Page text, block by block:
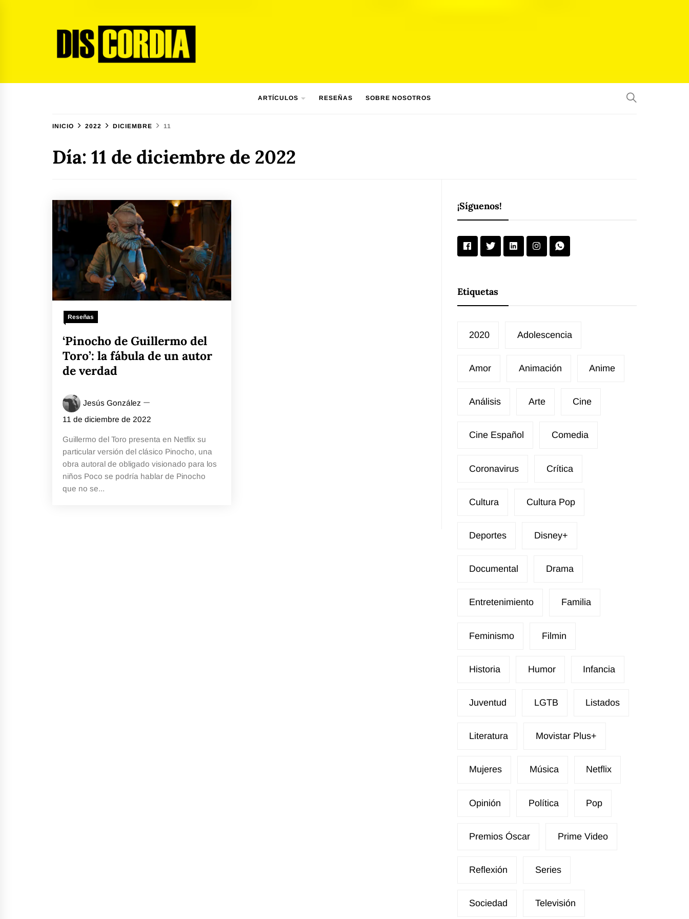
Discordia Magazine
ARTÍCULOS RESEÑAS SOBRE NOSOTROS
INICIO 2022 DICIEMBRE 11
Día: 11 de diciembre de 2022
Reseñas
‘Pinocho de Guillermo del
Toro’: la fábula de un autor
de verdad
Jesús González
11 de diciembre de 2022
Guillermo del Toro presenta en Netflix su
particular versión del clásico Pinocho, una
obra autoral de obligado visionado para los
niños Poco se podría hablar de Pinocho
que no se...
¡Síguenos!
Etiquetas
2020 Adolescencia
Amor Animación Anime
Análisis Arte Cine
Cine Español Comedia
Coronavirus Crítica
Cultura Cultura Pop
Deportes Disney+
Documental Drama
Entretenimiento Familia
Feminismo Filmin
Historia Humor Infancia
Juventud LGTB Listados
Literatura Movistar Plus+
Mujeres Música Netflix
Opinión Política Pop
Premios Óscar Prime Video
Reflexión Series
Sociedad Televisión